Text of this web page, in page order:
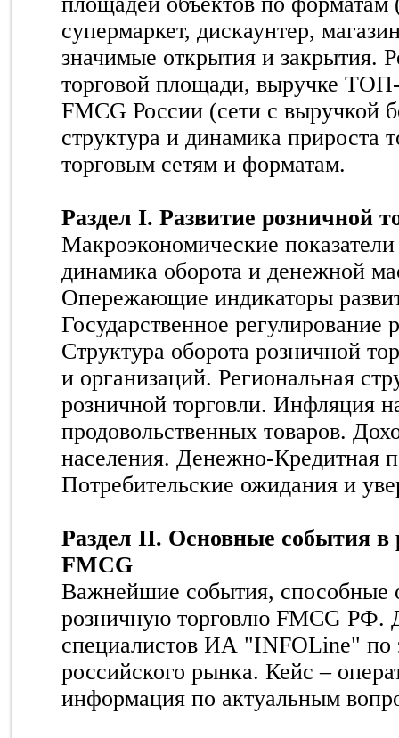
супермаркет, дискаунтер,
значимые открытия и закрытия.
торговой площади, выручке
FMCG России (сети с выручкой
структура и динамика прироста
торговым сетям и форматам.
Раздел I. Развитие розничной
Макроэкономические
динамика оборота и денежной
Опережающие индикаторы
Государственное регулирование
Структура оборота розничной
и организаций. Региональная
розничной торговли. Инфляция
продовольственных товаров.
населения. Денежно-Кредитная
Потребительские ожидания и
Раздел II. Основные события в
FMCG
Важнейшие события, способные
розничную торговлю FMCG РФ.
специалистов ИА "INFOLine" по
российского рынка. Кейс –
информация по актуальным